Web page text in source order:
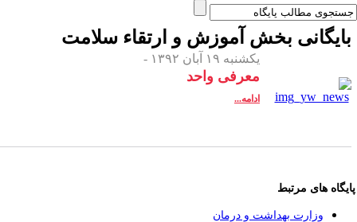
بخش آموزش و ارتقاء سلامت
یکشنبه ۱۹ آبان ۱۳۹۲ -
معرفی واحد
ادامه...
های مرتبط
وزارت بهداشت و درمان